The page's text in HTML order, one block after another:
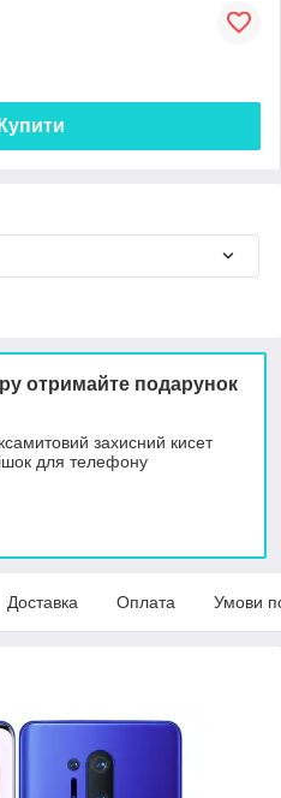
Купити
отримайте подарунок
захисний кисет
для телефону
Доставка Оплата Умови